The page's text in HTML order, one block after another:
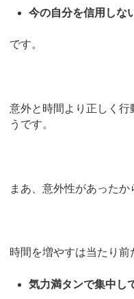
今の自分を信用しな
です。
意外と時間より正しく行
うです。
まあ、意外性があったか
時間を増やすは当たり前
気力満タンで集中し